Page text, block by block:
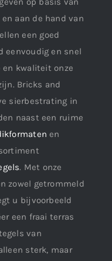
aan de hand van
een goed
eenvoudig en snel
en kwaliteit onze
Bricks and
sierbestrating in
naast een ruime
en
. Met onze
zowel getrommeld
u bijvoorbeeld
een fraai terras
van
sterk, maar